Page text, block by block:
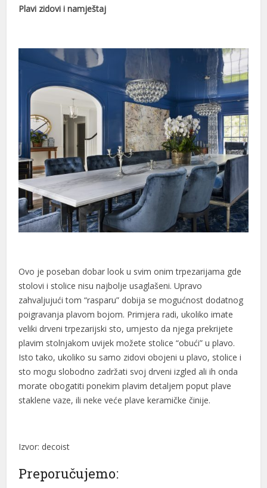
Plavi zidovi i namještaj
Ovo je poseban dobar look u svim onim trpezarijama gde
stolovi i stolice nisu najbolje usaglašeni. Upravo
zahvaljujući tom “rasparu” dobija se mogućnost dodatnog
poigravanja plavom bojom. Primjera radi, ukoliko imate
veliki drveni trpezarijski sto, umjesto da njega prekrijete
plavim stolnjakom uvijek možete stolice “obući” u plavo.
Isto tako, ukoliko su samo zidovi obojeni u plavo, stolice i
sto mogu slobodno zadržati svoj drveni izgled ali ih onda
morate obogatiti ponekim plavim detaljem poput plave
staklene vaze, ili neke veće plave keramičke činije.
Izvor: decoist
Preporučujemo: